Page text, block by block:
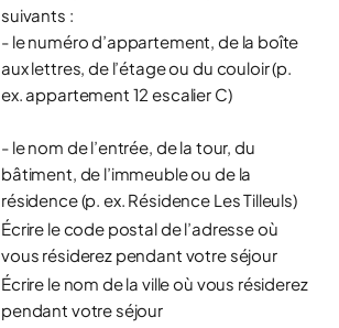
suivants :
- le numéro d’appartement, de la boîte
aux lettres, de l’étage ou du couloir (p.
ex. appartement 12 escalier C)
- le nom de l’entrée, de la tour, du
bâtiment, de l’immeuble ou de la
résidence (p. ex. Résidence Les Tilleuls)
Écrire le code postal de l’adresse où
vous résiderez pendant votre séjour
Écrire le nom de la ville où vous résiderez
pendant votre séjour